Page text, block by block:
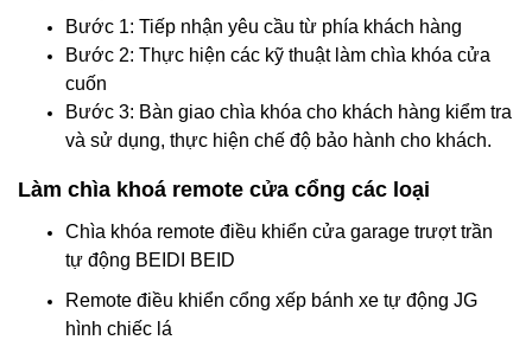
Bước 1: Tiếp nhận yêu cầu từ phía khách hàng
Bước 2: Thực hiện các kỹ thuật làm chìa khóa cửa
cuốn
Bước 3: Bàn giao chìa khóa cho khách hàng kiểm tra
và sử dụng, thực hiện chế độ bảo hành cho khách.
Làm chìa khoá remote cửa cổng các loại
Chìa khóa remote điều khiển cửa garage trượt trần
tự động BEIDI BEID
Remote điều khiển cổng xếp bánh xe tự động JG
hình chiếc lá